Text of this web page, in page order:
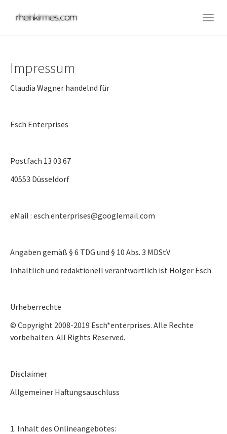
Impressum
Claudia Wagner handelnd für
Esch Enterprises
Postfach 13 03 67
40553 Düsseldorf
eMail : esch.enterprises@googlemail.com
Angaben gemäß § 6 TDG und § 10 Abs. 3 MDStV
Inhaltlich und redaktionell verantwortlich ist Holger Esch
Urheberrechte
© Copyright 2008-2019 Esch*enterprises. Alle Rechte
vorbehalten. All Rights Reserved.
Disclaimer
Allgemeiner Haftungsauschluss
1. Inhalt des Onlineangebotes: